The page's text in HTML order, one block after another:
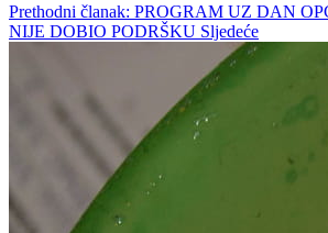
Prethodni članak: PROGRAM UZ DAN
NIJE DOBIO PODRŠKU Sljedeće